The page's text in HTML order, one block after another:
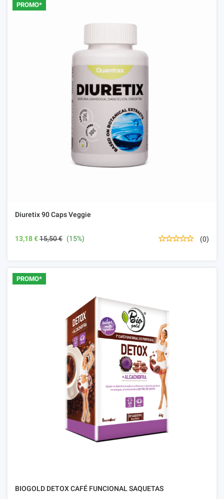
PROMO*
Diuretix 90 Caps Veggie
13,18 €15,50 € (15%) (0)
PROMO*
BIOGOLD DETOX CAFÉ FUNCIONAL SAQUETAS